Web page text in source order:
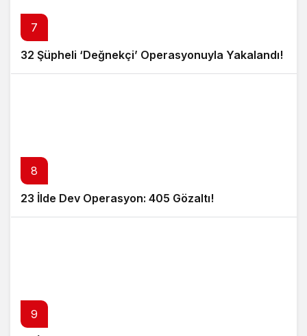
7
32 Şüpheli ‘Değnekçi’ Operasyonuyla Yakalandı!
8
23 İlde Dev Operasyon: 405 Gözaltı!
9